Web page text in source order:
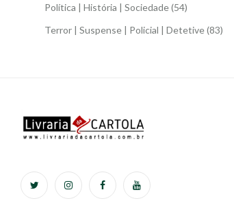
Política | História | Sociedade(54)
Terror | Suspense | Policial | Detetive(83)